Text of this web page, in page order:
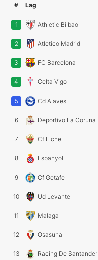
# Lag
1 Athletic Bilbao
2 Atletico Madrid
3 FC Barcelona
4 Celta Vigo
5 Cd Alaves
6 Deportivo La Coruna
7 Cf Elche
8 Espanyol
9 Cf Getafe
10 Ud Levante
11 Malaga
12 Osasuna
13 Racing De Santander